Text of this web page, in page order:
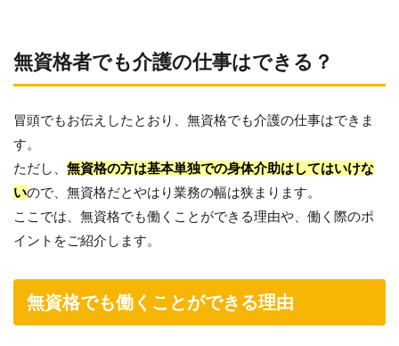
無資格者でも介護の仕事はできる？
冒頭でもお伝えしたとおり、無資格でも介護の仕事はできま
す。
ただし、 無資格の方は基本単独での身体介助はしてはいけな
いので、無資格だとやはり業務の幅は狭まります。
ここでは、無資格でも働くことができる理由や、働く際のポ
イントをご紹介します。
無資格でも働くことができる理由